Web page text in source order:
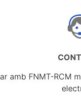
amb FNMT-RCM